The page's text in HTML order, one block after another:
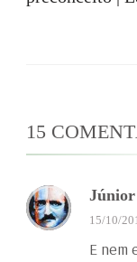
15
Júnior
15/10/
E nem